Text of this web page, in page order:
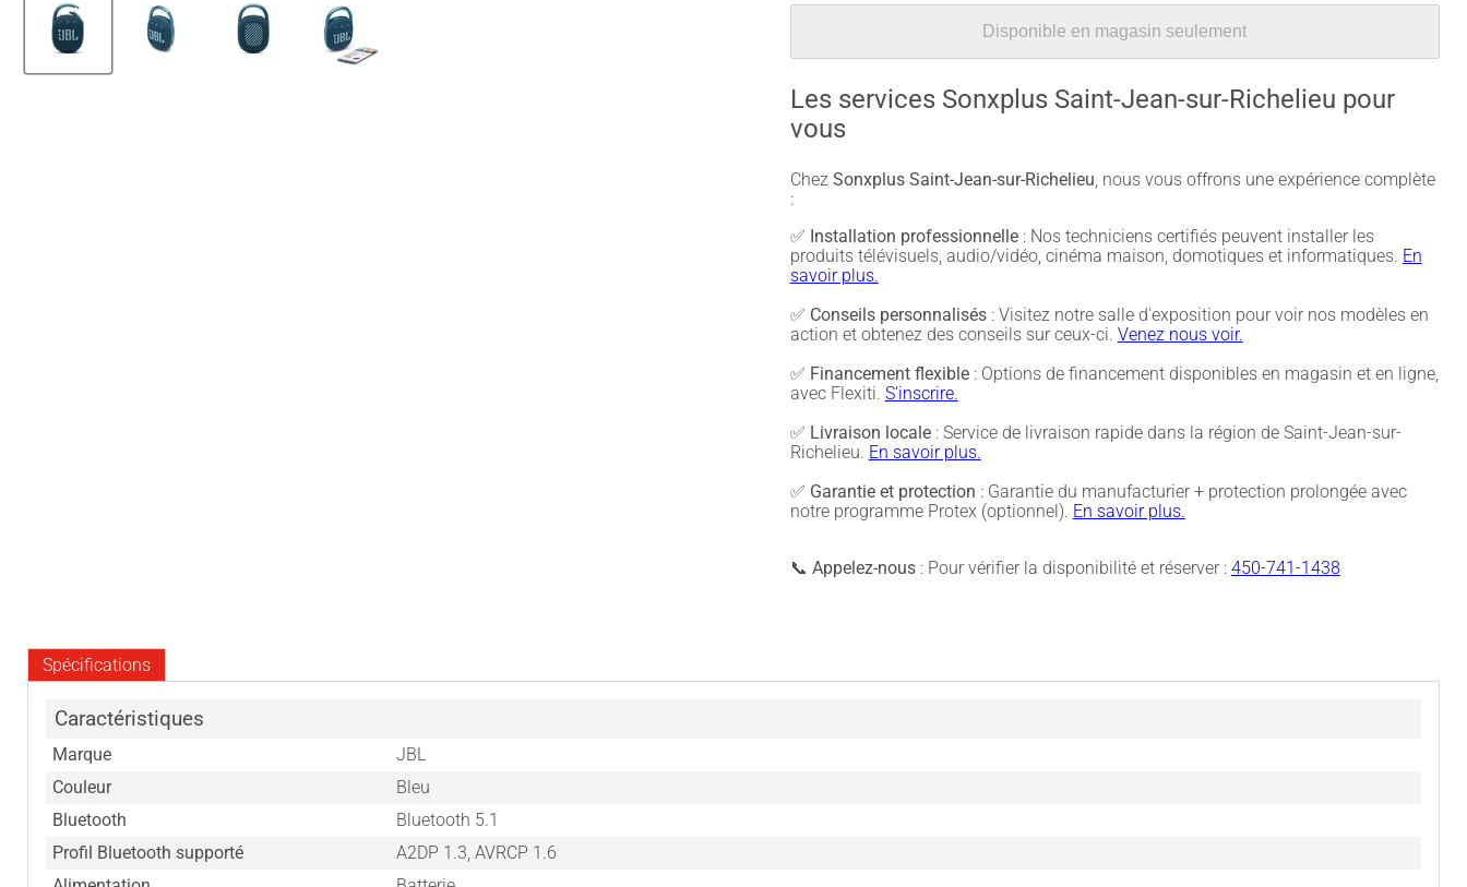
Disponible en magasin seulement
Les services Sonxplus Saint-Jean-sur-Richelieu pour
vous
Chez Sonxplus Saint-Jean-sur-Richelieu, nous vous offrons une expérience complète
:
✅ Installation professionnelle: Nos techniciens certifiés peuvent installer les
produits télévisuels, audio/vidéo, cinéma maison, domotiques et informatiques. En
savoir plus.
✅ Conseils personnalisés: Visitez notre salle d'exposition pour voir nos modèles en
action et obtenez des conseils sur ceux-ci. Venez nous voir.
✅ Financement flexible: Options de financement disponibles en magasin et en ligne,
avec Flexiti. S'inscrire.
✅ Livraison locale: Service de livraison rapide dans la région de Saint-Jean-sur-
Richelieu. En savoir plus.
✅ Garantie et protection : Garantie du manufacturier + protection prolongée avec
notre programme Protex (optionnel). En savoir plus.
📞 Appelez-nous: Pour vérifier la disponibilité et réserver : 450-741-1438
Spécifications
Caractéristiques
Marque
JBL
Couleur
Bleu
Bluetooth
Bluetooth 5.1
Profil Bluetooth supporté
A2DP 1.3, AVRCP 1.6